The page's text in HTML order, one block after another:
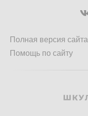
Полная версия сайта
Помощь по сайту